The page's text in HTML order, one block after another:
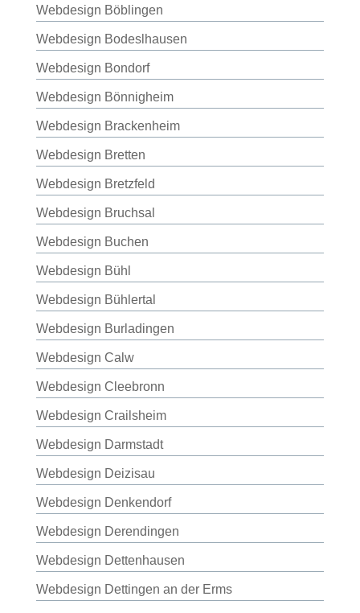
Webdesign Böblingen
Webdesign Bodeslhausen
Webdesign Bondorf
Webdesign Bönnigheim
Webdesign Brackenheim
Webdesign Bretten
Webdesign Bretzfeld
Webdesign Bruchsal
Webdesign Buchen
Webdesign Bühl
Webdesign Bühlertal
Webdesign Burladingen
Webdesign Calw
Webdesign Cleebronn
Webdesign Crailsheim
Webdesign Darmstadt
Webdesign Deizisau
Webdesign Denkendorf
Webdesign Derendingen
Webdesign Dettenhausen
Webdesign Dettingen an der Erms